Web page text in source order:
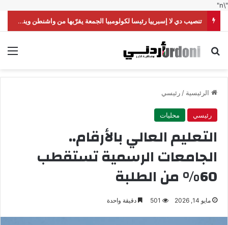
"\n"
تنصيب دي لا إسبرييا رئيسا لكولومبيا الجمعة يقرّبها من واشنطن وينقلها من اليسار إلى اليمين
بحث عن
الرئيسية /رئيسي
رئيسي محليات
التعليم العالي بالأرقام..
الجامعات الرسمية تستقطب
60% من الطلبة
مايو 14, 2026 501 دقيقة واحدة